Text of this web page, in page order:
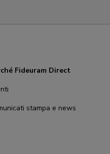
Fideuram Direct
stampa e news